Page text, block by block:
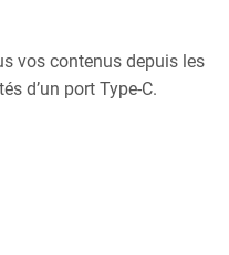
vos contenus depuis les
d’un port Type-C.